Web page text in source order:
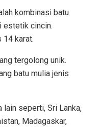
kombinasi batu
estetik cincin.
14 karat.
tergolong unik.
batu mulia jenis
lain seperti, Sri Lanka,
Madagaskar,